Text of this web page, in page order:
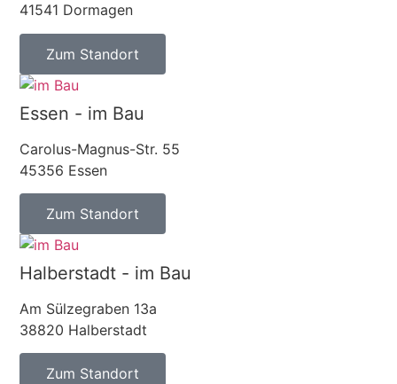
41541 Dormagen
Zum Standort
Essen - im Bau
Carolus-Magnus-Str. 55
45356 Essen
Zum Standort
Halberstadt - im Bau
Am Sülzegraben 13a
38820 Halberstadt
Zum Standort